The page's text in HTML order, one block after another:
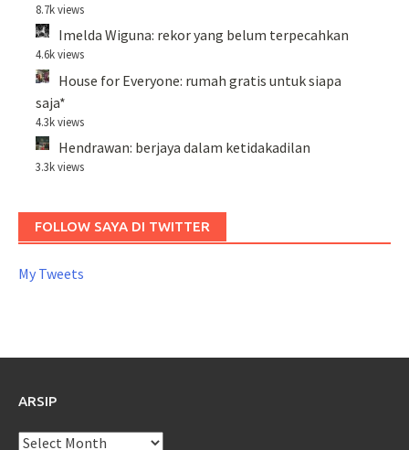
8.7k views
Imelda Wiguna: rekor yang belum terpecahkan
4.6k views
House for Everyone: rumah gratis untuk siapa
saja*
4.3k views
Hendrawan: berjaya dalam ketidakadilan
3.3k views
FOLLOW SAYA DI TWITTER
My Tweets
ARSIP
Arsip